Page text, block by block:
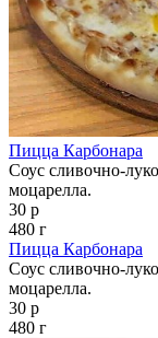
Пицца Карбонара
Соус сливочно-
моцарелла.
30 р
480 г
Пицца Карбонара
Соус сливочно-
моцарелла.
30 р
480 г